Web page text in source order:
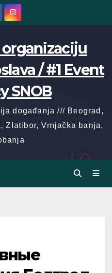
/ #1 Event
SNOB
događanja /// Beograd,
Zlatibor, Vrnjačka banja,